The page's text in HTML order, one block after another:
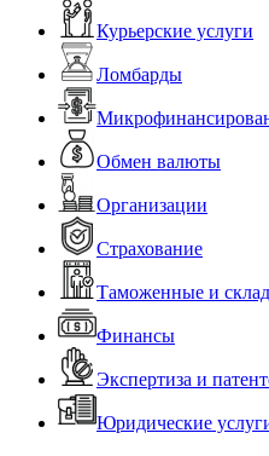
Курьерские услуги
Ломбарды
Обмен валюты
Организации
Страхование
Таможенные и
Финансы
Экспертиза и
Юридические